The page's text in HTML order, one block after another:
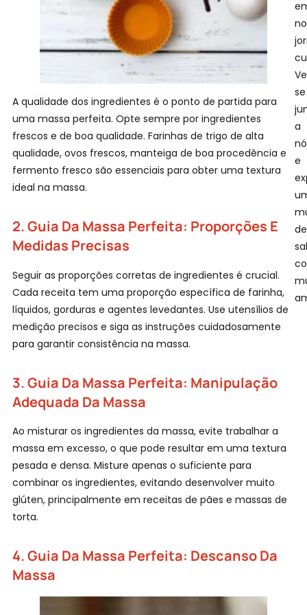
A qualidade dos ingredientes é o ponto de partida para
uma massa perfeita. Opte sempre por ingredientes
frescos e de boa qualidade. Farinhas de trigo de alta
qualidade, ovos frescos, manteiga de boa procedência e
fermento fresco são essenciais para obter uma textura
ideal na massa.
2.Guia Da Massa Perfeita: Proporções E
Medidas Precisas
Seguir as proporções corretas de ingredientes é crucial.
Cada receita tem uma proporção específica de farinha,
líquidos, gorduras e agentes levedantes. Use utensílios de
medição precisos e siga as instruções cuidadosamente
para garantir consistência na massa.
3.Guia Da Massa Perfeita: Manipulação
Adequada Da Massa
Ao misturar os ingredientes da massa, evite trabalhar a
massa em excesso, o que pode resultar em uma textura
pesada e densa. Misture apenas o suficiente para
combinar os ingredientes, evitando desenvolver muito
glúten, principalmente em receitas de pães e massas de
torta.
4. Guia Da Massa Perfeita: Descanso Da
Massa
se
a
e
de